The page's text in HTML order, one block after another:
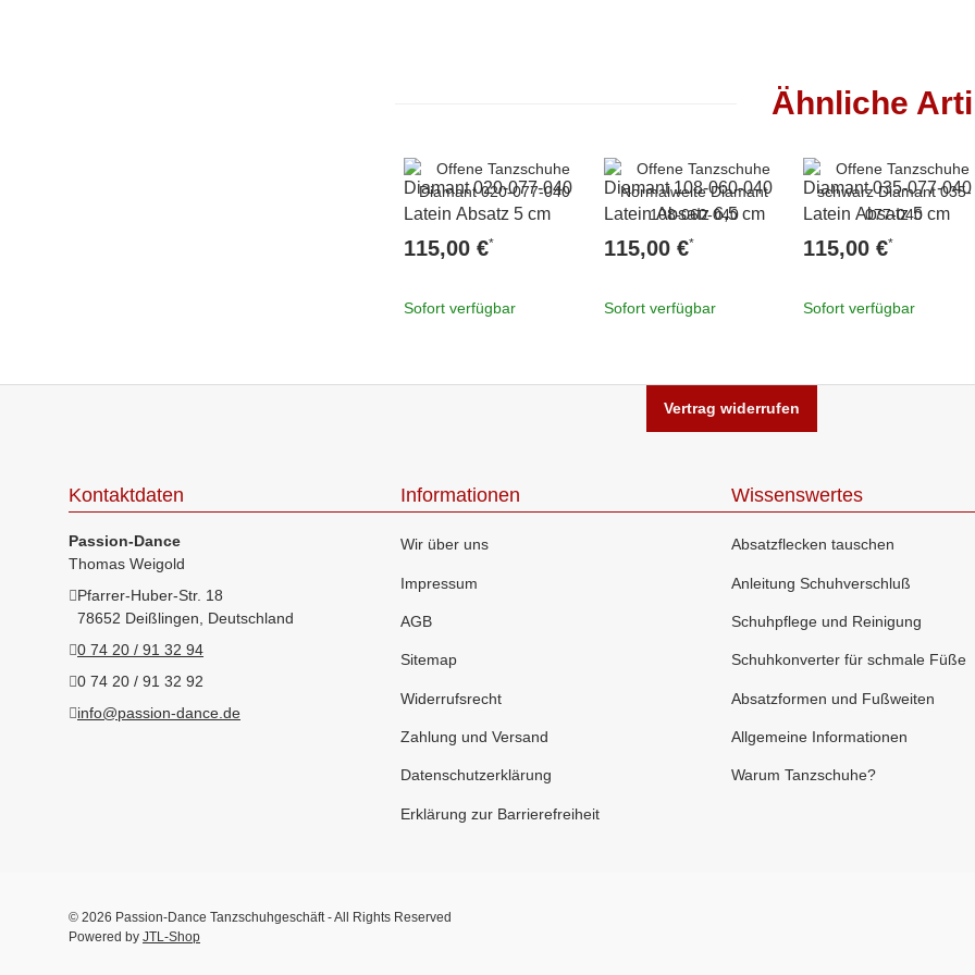
Ähnliche
Diamant 020-077-040
Latein Absatz 5 cm
115,00 €*
Sofort verfügbar
Diamant 108-060-040
Latein Absatz 6,5 cm
115,00 €*
Sofort verfügbar
Diamant 035-077-040
Latein Absatz 5 cm
115,00 €*
Sofort verfügbar
Vertrag widerrufen
Kontaktdaten
Passion-Dance
Thomas Weigold
Pfarrer-Huber-Str. 18
78652 Deißlingen, Deutschland
0 74 20 / 91 32 94
0 74 20 / 91 32 92
info@passion-dance.de
Informationen
Wir über uns
Impressum
AGB
Sitemap
Widerrufsrecht
Zahlung und Versand
Datenschutzerklärung
Erklärung zur Barrierefreiheit
Wissenswertes
Absatzflecken tauschen
Anleitung Schuhverschluß
Schuhpflege und Reinigung
Schuhkonverter für schmale Füße
Absatzformen und Fußweiten
Allgemeine Informationen
Warum Tanzschuhe?
© 2026 Passion-Dance Tanzschuhgeschäft - All Rights Reserved
Powered by JTL-Shop